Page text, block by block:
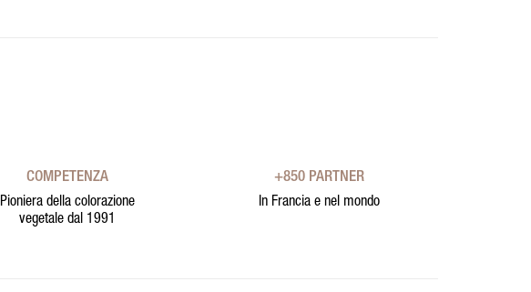
COMPETENZA
Pioniera della colorazione
vegetale dal 1991
+850 PARTNER
In Francia e nel mondo